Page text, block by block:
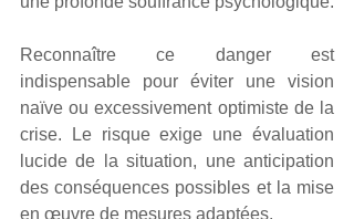
Reconnaître ce danger est
indispensable pour éviter une vision
naïve ou excessivement optimiste de la
crise. Le risque exige une évaluation
lucide de la situation, une anticipation
des conséquences possibles et la mise
en œuvre de mesures adaptées.